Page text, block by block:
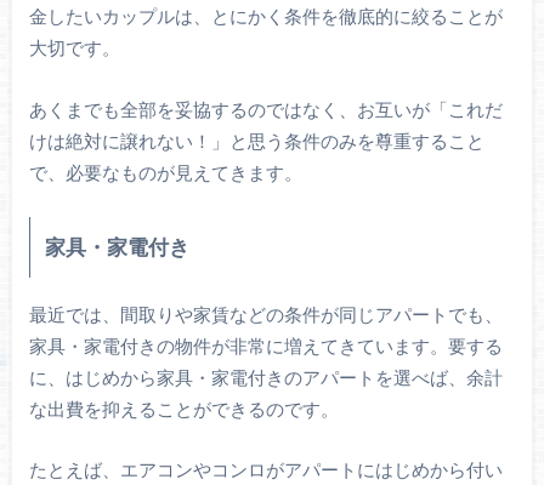
金したいカップルは、とにかく条件を徹底的に絞ることが
大切です。
あくまでも全部を妥協するのではなく、お互いが「これだ
けは絶対に譲れない！」と思う条件のみを尊重すること
で、必要なものが見えてきます。
家具・家電付き
最近では、間取りや家賃などの条件が同じアパートでも、
家具・家電付きの物件が非常に増えてきています。要する
に、はじめから家具・家電付きのアパートを選べば、余計
な出費を抑えることができるのです。
たとえば、エアコンやコンロがアパートにはじめから付い